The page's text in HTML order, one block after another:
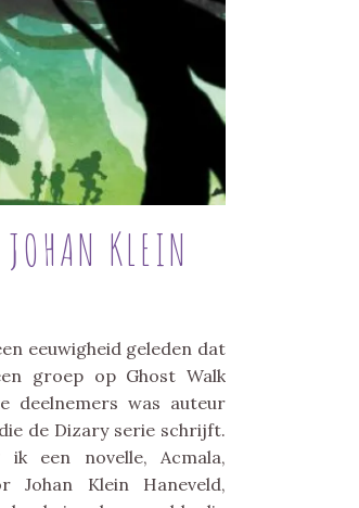
KLEIN
eeuwigheid geleden dat
groep op Ghost Walk
deelnemers was auteur
de Dizary serie schrijft.
ik een novelle, Acmala,
Johan Klein Haneveld,